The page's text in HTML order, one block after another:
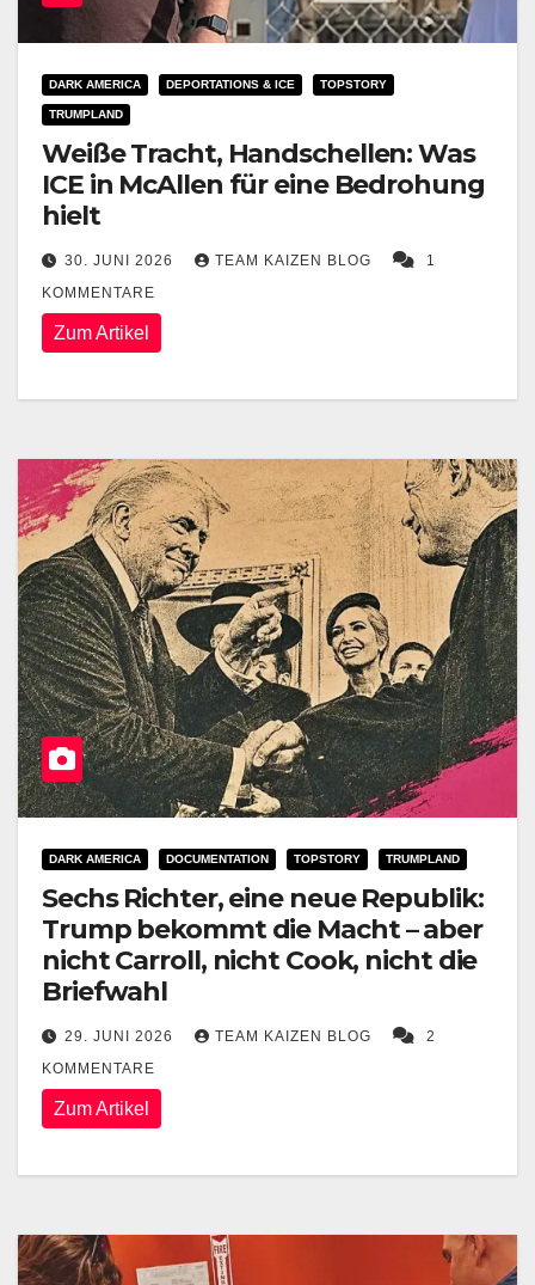
DARK AMERICA DEPORTATIONS & ICE TOPSTORY
TRUMPLAND
Weiße Tracht, Handschellen: Was
ICE in McAllen für eine Bedrohung
hielt
30. JUNI 2026 TEAM KAIZEN BLOG
1
KOMMENTARE
Zum Artikel
DARK AMERICA DOCUMENTATION TOPSTORY TRUMPLAND
Sechs Richter, eine neue Republik:
Trump bekommt die Macht – aber
nicht Carroll, nicht Cook, nicht die
Briefwahl
29. JUNI 2026 TEAM KAIZEN BLOG
2
KOMMENTARE
Zum Artikel